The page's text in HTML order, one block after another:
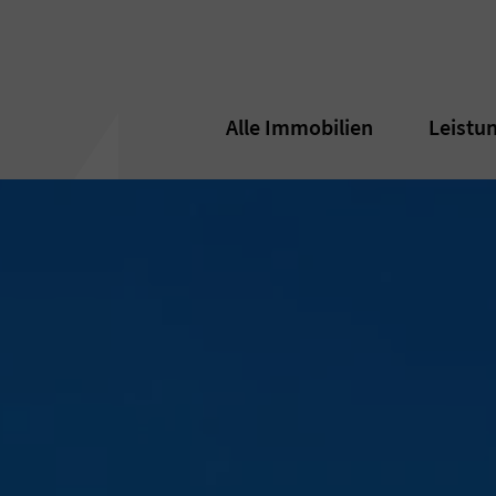
Alle Immobilien
Alle Immobilien